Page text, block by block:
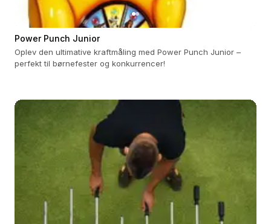
Power Punch Junior
Oplev den ultimative kraftmåling med Power Punch Junior –
perfekt til børnefester og konkurrencer!